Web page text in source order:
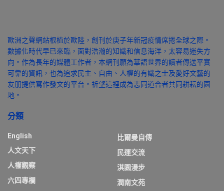
歐洲之聲網站根植於歐陸，創刊於庚子年新冠疫情席捲全球之際。
數據化時代早已來臨，面對浩瀚的知識和信息海洋，太容易迷失方
向。作為長年的媒體工作者，本網刊願為華語世界的讀者傳送平實
可靠的資訊，也為追求民主、自由、人權的有識之士及愛好文藝的
友朋提供寫作發文的平台。祈望這裡成為志同道合者共同耕耘的園
地。
分類
English
人文天下
人權觀察
六四專欄
比爾曼自傳
民運交流
淇園漫步
潤南文苑